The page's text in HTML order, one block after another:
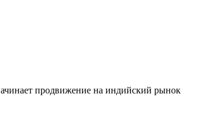
продвижение на индийский рынок